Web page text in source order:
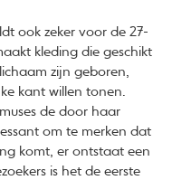
ook zeker voor de 27-
kleding die geschikt
zijn geboren,
kant willen tonen.
de door haar
om te merken dat
komt, er ontstaat een
is het de eerste